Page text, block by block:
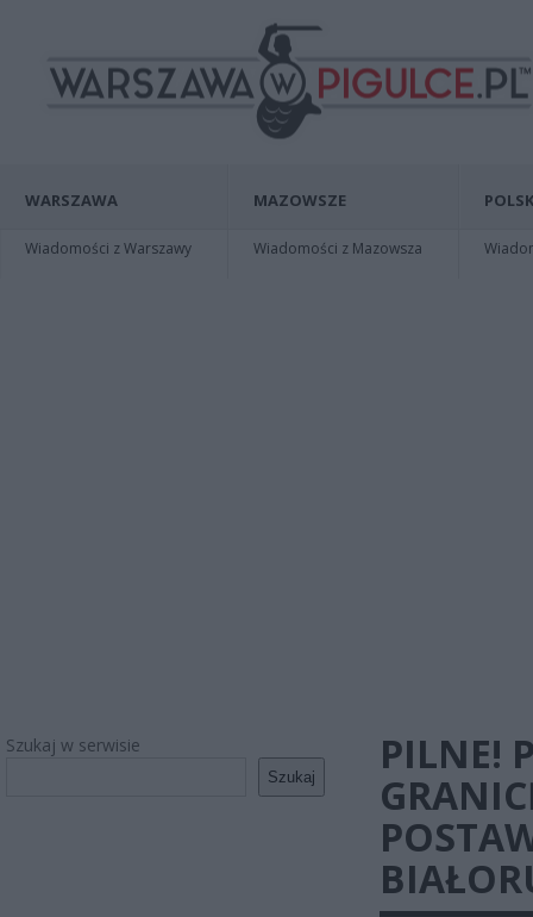
WARSZAWA
Wiadomości z Warszawy
MAZOWSZE
Wiadomości z Mazowsza
Szukaj w serwisie
Szukaj
PILNE!